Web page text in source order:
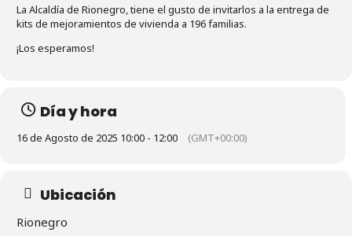
La Alcaldía de Rionegro, tiene el gusto de invitarlos a la entrega de
kits de mejoramientos de vivienda a 196 familias.
¡Los esperamos!
Día y hora
16 de Agosto de 2025 10:00 - 12:00 (GMT+00:00)
Ubicación
Rionegro